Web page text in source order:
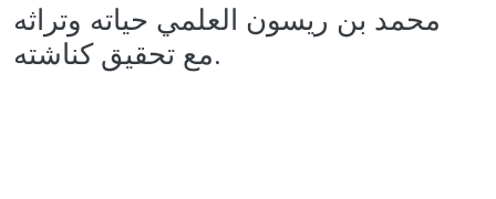
محمد بن ريسون العلمي حياته وتراثه
مع تحقيق كناشته.